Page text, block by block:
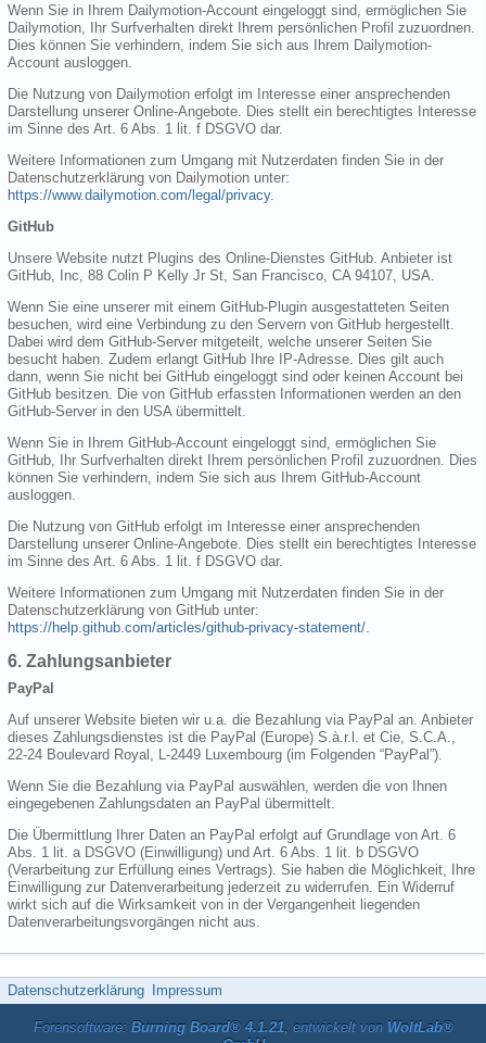
Wenn Sie in Ihrem Dailymotion-Account eingeloggt sind, ermöglichen Sie
Dailymotion, Ihr Surfverhalten direkt Ihrem persönlichen Profil zuzuordnen.
Dies können Sie verhindern, indem Sie sich aus Ihrem Dailymotion-
Account ausloggen.
Die Nutzung von Dailymotion erfolgt im Interesse einer ansprechenden
Darstellung unserer Online-Angebote. Dies stellt ein berechtigtes Interesse
im Sinne des Art. 6 Abs. 1 lit. f DSGVO dar.
Weitere Informationen zum Umgang mit Nutzerdaten finden Sie in der
Datenschutzerklärung von Dailymotion unter:
https://www.dailymotion.com/legal/privacy.
GitHub
Unsere Website nutzt Plugins des Online-Dienstes GitHub. Anbieter ist
GitHub, Inc, 88 Colin P Kelly Jr St, San Francisco, CA 94107, USA.
Wenn Sie eine unserer mit einem GitHub-Plugin ausgestatteten Seiten
besuchen, wird eine Verbindung zu den Servern von GitHub hergestellt.
Dabei wird dem GitHub-Server mitgeteilt, welche unserer Seiten Sie
besucht haben. Zudem erlangt GitHub Ihre IP-Adresse. Dies gilt auch
dann, wenn Sie nicht bei GitHub eingeloggt sind oder keinen Account bei
GitHub besitzen. Die von GitHub erfassten Informationen werden an den
GitHub-Server in den USA übermittelt.
Wenn Sie in Ihrem GitHub-Account eingeloggt sind, ermöglichen Sie
GitHub, Ihr Surfverhalten direkt Ihrem persönlichen Profil zuzuordnen. Dies
können Sie verhindern, indem Sie sich aus Ihrem GitHub-Account
ausloggen.
Die Nutzung von GitHub erfolgt im Interesse einer ansprechenden
Darstellung unserer Online-Angebote. Dies stellt ein berechtigtes Interesse
im Sinne des Art. 6 Abs. 1 lit. f DSGVO dar.
Weitere Informationen zum Umgang mit Nutzerdaten finden Sie in der
Datenschutzerklärung von GitHub unter:
https://help.github.com/articles/github-privacy-statement/
6. Zahlungsanbieter
PayPal
Auf unserer Website bieten wir u.a. die Bezahlung via PayPal an. Anbieter
dieses Zahlungsdienstes ist die PayPal (Europe) S.à.r.l. et Cie, S.C.A.,
22-24 Boulevard Royal, L-2449 Luxembourg (im Folgenden “PayPal”).
Wenn Sie die Bezahlung via PayPal auswählen, werden die von Ihnen
eingegebenen Zahlungsdaten an PayPal übermittelt.
Die Übermittlung Ihrer Daten an PayPal erfolgt auf Grundlage von Art. 6
Abs. 1 lit. a DSGVO (Einwilligung) und Art. 6 Abs. 1 lit. b DSGVO
(Verarbeitung zur Erfüllung eines Vertrags). Sie haben die Möglichkeit, Ihre
Einwilligung zur Datenverarbeitung jederzeit zu widerrufen. Ein Widerruf
wirkt sich auf die Wirksamkeit von in der Vergangenheit liegenden
Datenverarbeitungsvorgängen nicht aus.
Datenschutzerklärung Impressum
Forensoftware: Burning Board® 4.1.21, entwickelt von WoltLab®